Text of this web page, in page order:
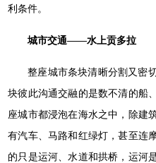
利条件。
城市交通——水上贡多拉
整座城市条块清晰分割又密
块彼此沟通交融的是数不清的船
座城市都浸泡在海水之中，除建
有汽车、马路和红绿灯，甚至连
的只是运河、水道和拱桥，运河